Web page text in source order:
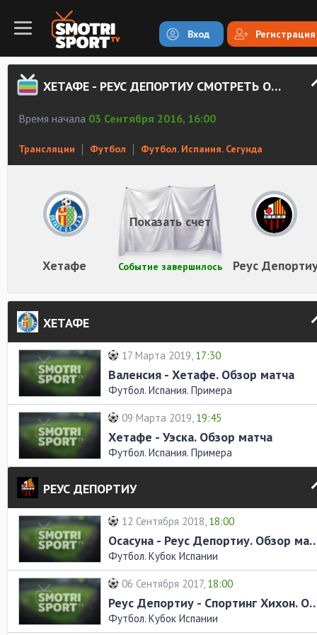
Вход Регистрация
ХЕТАФЕ - РЕУС ДЕПОРТИУ СМОТРЕТЬ ОНЛАЙН
Время начала 03 Сентября 2016, 16:00
Трансляции Футбол Футбол. Испания. Сегунда
Хетафе Реус
Событие завершилось
Показать счет
ХЕТАФЕ
17 Марта 2019, 17:30
Валенсия - Хетафе. Обзор матча
Футбол. Испания. Примера
09 Марта 2019, 19:45
Хетафе - Уэска. Обзор матча
Футбол. Испания. Примера
РЕУС ДЕПОРТИУ
12 Сентября 2018, 18:00
Осасуна - Реус
Футбол. Кубок Испании
06 Сентября 2017, 18:00
Реус Депортиу -
Футбол. Кубок Испании